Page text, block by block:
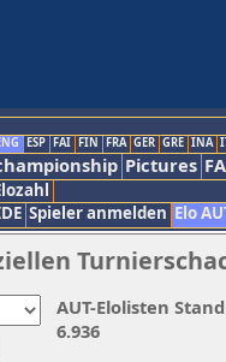
ESP FAI FIN FRA GER GRE INA
Pictures
Spieler anmelden Elo
AUT-Elolisten
6.936